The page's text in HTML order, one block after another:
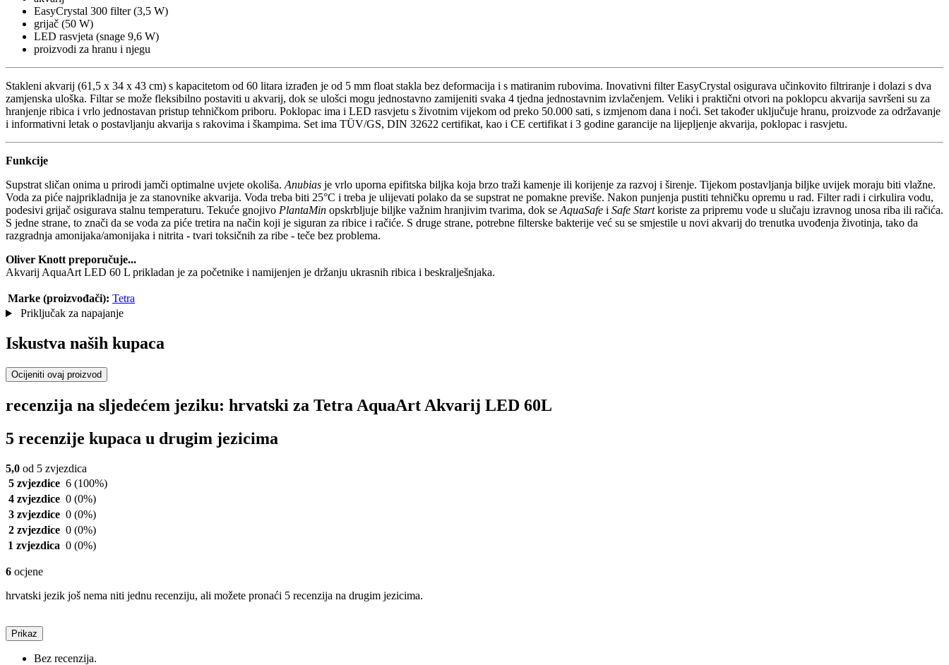
EasyCrystal 300 filter (3,5 W)
grijač (50 W)
LED rasvjeta (snage 9,6 W)
proizvodi za hranu i njegu
Stakleni akvarij (61,5 x 34 x 43 cm) s kapacitetom od 60 litara izrađen je od 5 mm float stakla bez deformacija i s matiranim rubovima. Inovativni filter EasyCrystal osigurava učinkovito filtriranje i dolazi s dva
zamjenska uloška. Filtar se može fleksibilno postaviti u akvarij, dok se ulošci mogu jednostavno zamijeniti svaka 4 tjedna jednostavnim izvlačenjem. Veliki i praktični otvori na poklopcu akvarija savršeni su za
hranjenje ribica i vrlo jednostavan pristup tehničkom priboru. Poklopac ima i LED rasvjetu s životnim vijekom od preko 50.000 sati, s izmjenom dana i noći. Set također uključuje hranu, proizvode za održavanje
i informativni letak o postavljanju akvarija s rakovima i škampima. Set ima TÜV/GS, DIN 32622 certifikat, kao i CE certifikat i 3 godine garancije na lijepljenje akvarija, poklopac i rasvjetu.
Funkcije
Supstrat sličan onima u prirodi jamči optimalne uvjete okoliša. Anubias je vrlo uporna epifitska biljka koja brzo traži kamenje ili korijenje za razvoj i širenje. Tijekom postavljanja biljke uvijek moraju biti vlažne.
Voda za piće najprikladnija je za stanovnike akvarija. Voda treba biti 25°C i treba je ulijevati polako da se supstrat ne pomakne previše. Nakon punjenja pustiti tehničku opremu u rad. Filter radi i cirkulira vodu,
podesivi grijač osigurava stalnu temperaturu. Tekuće gnojivo PlantaMin opskrbljuje biljke važnim hranjivim tvarima, dok se AquaSafe i Safe Startkoriste za pripremu vode u slučaju izravnog unosa riba ili račića.
S jedne strane, to znači da se voda za piće tretira na način koji je siguran za ribice i račiće. S druge strane, potrebne filterske bakterije već su se smjestile u novi akvarij do trenutka uvođenja životinja, tako da
razgradnja amonijaka/amonijaka i nitrita - tvari toksičnih za ribe - teče bez problema.
Oliver Knott preporučuje...
Akvarij AquaArt LED 60 L prikladan je za početnike i namijenjen je držanju ukrasnih ribica i beskralješnjaka.
Marke (proizvođači): Tetra
Priključak za napajanje
Iskustva naših kupaca
Ocijeniti ovaj proizvod
recenzija na sljedećem jeziku: hrvatski za Tetra AquaArt Akvarij LED 60L
5 recenzije kupaca u drugim jezicima
5,0 od 5 zvjezdica
5 zvjezdice 6 (100%)
4 zvjezdice 0 (0%)
3 zvjezdice 0 (0%)
2 zvjezdice 0 (0%)
1 zvjezdica 0 (0%)
6 ocjene
hrvatski jezik još nema niti jednu recenziju, ali možete pronaći 5 recenzija na drugim jezicima.
Prikaz
Bez recenzija.